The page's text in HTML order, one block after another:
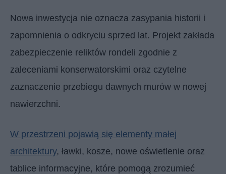
Nowa inwestycja nie oznacza zasypania historii i
zapomnienia o odkryciu sprzed lat. Projekt zakłada
zabezpieczenie reliktów rondeli zgodnie z
zaleceniami konserwatorskimi oraz czytelne
zaznaczenie przebiegu dawnych murów w nowej
nawierzchni.
W przestrzeni pojawią się elementy małej
architektury, ławki, kosze, nowe oświetlenie oraz
tablice informacyjne, które pomogą zrozumieć